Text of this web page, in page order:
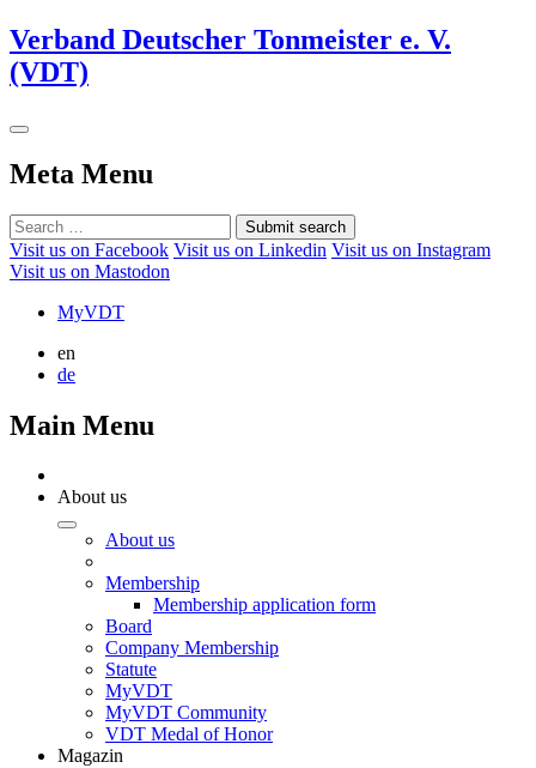
Verband Deutscher Tonmeister e. V.
(VDT)
Meta Menu
Submit search
Visit us on Facebook Visit us on Linkedin Visit us on Instagram
Visit us on Mastodon
MyVDT
en
de
Main Menu
About us
About us
Membership
Membership application form
Board
Company Membership
Statute
MyVDT
MyVDT Community
VDT Medal of Honor
Magazin